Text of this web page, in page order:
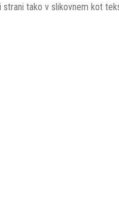
tako v slikovnem kot